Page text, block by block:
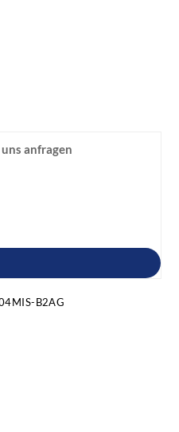
anfragen
B2AG